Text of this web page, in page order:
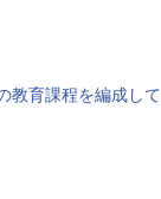
教育課程を編成して